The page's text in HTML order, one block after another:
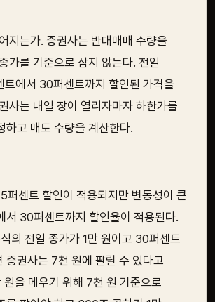
지는가. 증권사는 반대매매 수량을
가를 기준으로 삼지 않는다. 전일
트에서 30퍼센트까지 할인된 가격을
사는 내일 장이 열리자마자 하한가를
하고 매도 수량을 계산한다.
퍼센트 할인이 적용되지만 변동성이 큰
서 30퍼센트까지 할인율이 적용된다.
의 전일 종가가 1만 원이고 30퍼센트
증권사는 7천 원에 팔릴 수 있다고
원을 메우기 위해 7천 원 기준으로